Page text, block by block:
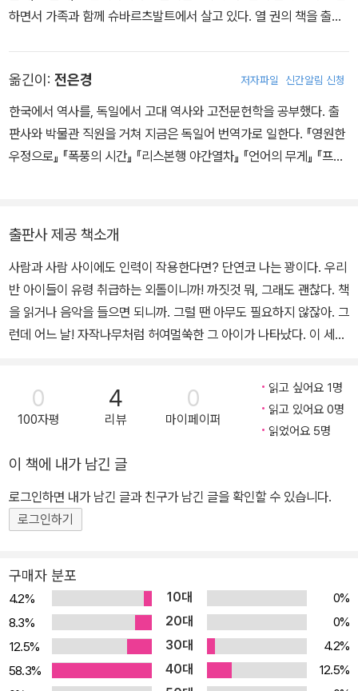
서진 얼음 같은 유리 조각이 쥐죽의 주변에 흩어져 반짝거렸다.
다. 마치 형편없는 연기를 펼치고 있는 호러 영화의 한 장면 같았다.
쥐죽 앞에는 붉은 기가 도는 금발의 남자가 서 있었는데, 뒷모습만으
로도 단박에 압도당할 것만 같았다. 키가 2미터는 족히 되어 보이는
거구였다. ‘저 사람이 바로 쥐죽의 아버지구나!’ 하고 생각하는 순간,
얼굴이 새하얗게 질려 있었다. 그래서 그런지 눈이 엄청나게 커 보이
고, 입술은 방금 수확한 체리처럼 검붉었다. 머리카락은 정전기를 품
은 듯 삐죽삐죽 서 있었다. 얼굴도 무언가로 가득 차 있었다. 실망과
공포, 특히 분노로. 하지만 이런 감정과는 맞지 않는 무언가도 언뜻 보
였다. 사랑 비슷한 거?
쩍였다. 나는 모든 게 왜 잠깐 정지했는지 그제야 깨달았다. 내가 발을
들여놓은 상황은 폭풍 직전의 적막이었던 것이다!
하면서 가족과 함께 슈바르츠발트에서 살고 있다. 열 권의 책을 출간
옮긴이: 전은경 저자파일 신간알림 신청
한국에서 역사를, 독일에서 고대 역사와 고전문헌학을 공부했다. 출
판사와 박물관 직원을 거쳐 지금은 독일어 번역가로 일한다. 『영원한
우정으로』 『폭풍의 시간』 『리스본행 야간열차』 『언어의 무게』 『프랭
출판사 제공 책소개
사람과 사람 사이에도 인력이 작용한다면? 단연코 나는 꽝이다. 우리
반 아이들이 유령 취급하는 외톨이니까! 까짓것 뭐, 그래도 괜찮다. 책
을 읽거나 음악을 들으면 되니까. 그럴 땐 아무도 필요하지 않잖아. 그
런데 어느 날! 자작나무처럼 허여멀쑥한 그 아이가 나타났다. 이 세상
기)에 이어 ‘혼커’(혼자 커피 마시기) 등, 최근 들어 나 홀로 뭔가를 하
는 것이 유행처럼 번지고 있다. 혼밥 도시락이나 혼밥 레스토랑 등 1
마와 예능 프로그램에서조차 혼밥을 주요 소재로 삼고 있을뿐더러 혼
자 지내는 사람들의 일상을 엿보는 것이 대세다. 혼자서 밥을 먹는 장
면은 비슷비슷하다. 식탁에서 TV를 보거나 스마트폰을 조작하면서
최대한 간편하게 밥을 먹는다. TV나 스마트폰을 통해 자신에게 필요
차단해 버린다. 결국 다른 사람이 필요하지 않기 때문에 소통할 수 있
는 기회나 방법이 점점 사라지는 셈이다. 이는 곧 자발적 외톨이로 이
어지게 된다. 인간관계에 고단함을 느낀 사람들의 마지막 선택지라고
는 하지만, 사회 구성원들이 이렇게 낱낱이 흩어진 채 혼자만의 생활
을 쭉 이어 가도 괜찮은 걸까? 《우리는 외계에서 왔을지도 몰라》는
0
100자평
4
리뷰
0
마이페이퍼
읽고 싶어요 1명
읽고 있어요 0명
읽었어요 5명
이 책에 내가 남긴 글
로그인하면 내가 남긴 글과 친구가 남긴 글을 확인할 수 있습니다.
로그인하기
구매자 분포
4.2% 10대
0%
8.3%
20대
0%
12.5%
30대
4.2%
58.3%
40대
12.5%